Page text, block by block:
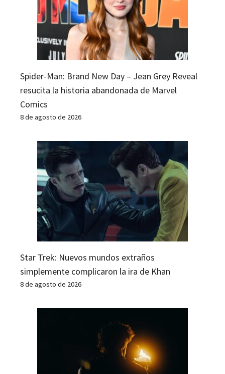
Spider-Man: Brand New Day – Jean Grey Reveal
resucita la historia abandonada de Marvel
Comics
8 de agosto de 2026
Star Trek: Nuevos mundos extraños
simplemente complicaron la ira de Khan
8 de agosto de 2026